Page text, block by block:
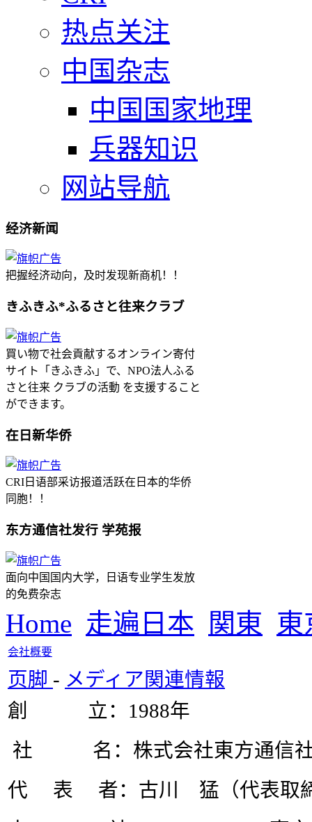
热点关注
中国杂志
中国国家地理
兵器知识
网站导航
经济新闻
把握经济动向，及时发现新商机！！
きふきふ*ふるさと往来クラブ
買い物で社会貢献するオンライン寄付
サイト「きふきふ」で、NPO法人ふる
さと往来 クラブの活動 を支援すること
ができます。
在日新华侨
CRI日语部采访报道活跃在日本的华侨
同胞！！
东方通信社发行 学苑报
面向中国国内大学，日语专业学生发放
的免费杂志
Home 走遍日本 関東 東
会社概要
页脚 - メディア関連情報
創 立：1988年
社 名：株式会社東方通信
代 表 者：古川 猛（代表取締